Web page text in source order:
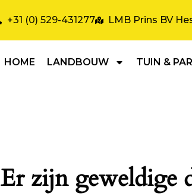
+31 (0) 529-431277 LMB Prins BV
HOME LANDBOUW TUIN &
Er zijn geweldige